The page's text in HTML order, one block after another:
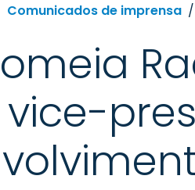
Comunicados de imprensa